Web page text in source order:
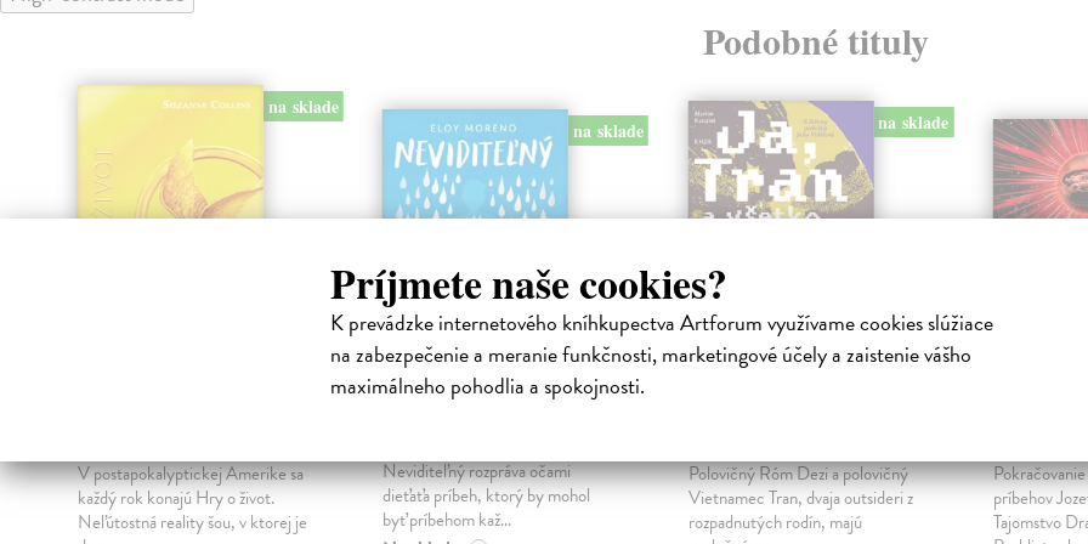
Príjmete naše cookies?
K prevádzke internetového kníhkupectva Artforum využívame cookies slúžiace
na zabezpečenie a meranie funkčnosti, marketingové účely a zaistenie vášho
maximálneho pohodlia a spokojnosti.
Podobné tituly
na sklade
V postapokalyptickej Amerike sa
každý rok konajú Hry o život.
Neľútostná reality šou, v ktorej je
na sklade
Neviditeľný
Neviditeľný rozpráva očami
dieťaťa príbeh, ktorý by mohol
byť príbehom kaž...
na sklade
Polovičný Róm Dezi a polovičný
Vietnamec Tran, dvaja outsideri z
rozpadnutých rodín, majú
príbehov
Tajomstvo